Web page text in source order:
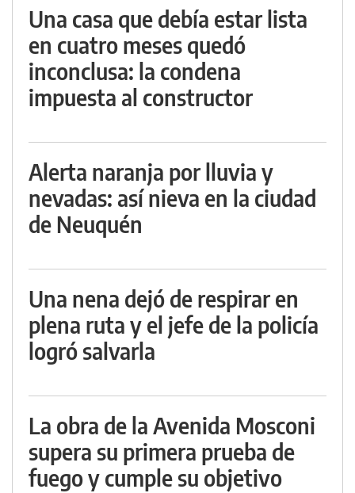
Una casa que debía estar lista
en cuatro meses quedó
inconclusa: la condena
impuesta al constructor
Alerta naranja por lluvia y
nevadas: así nieva en la ciudad
de Neuquén
Una nena dejó de respirar en
plena ruta y el jefe de la policía
logró salvarla
La obra de la Avenida Mosconi
supera su primera prueba de
fuego y cumple su objetivo